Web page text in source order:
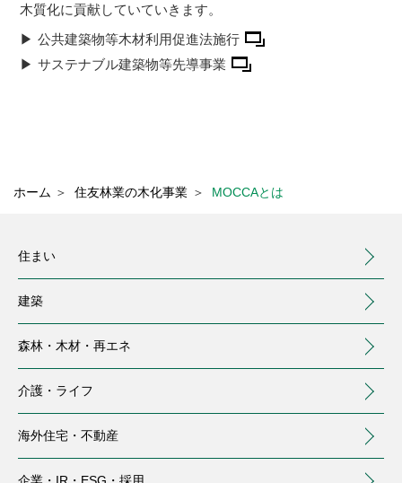
木質化に貢献していていきます。
公共建築物等木材利用促進法施行
サステナブル建築物等先導事業
ホーム ＞ 住友林業の木化事業 ＞ MOCCAとは
住まい
建築
森林・木材・ 再エネ
介護・ ライフ
海外住宅・ 不動産
企業・IR・ ESG・採用